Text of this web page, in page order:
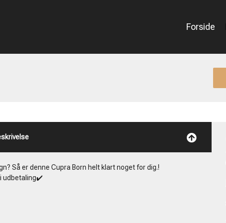
Forside
Så er denne Cupra Born helt klart noget for dig.!
i udbetaling✔️